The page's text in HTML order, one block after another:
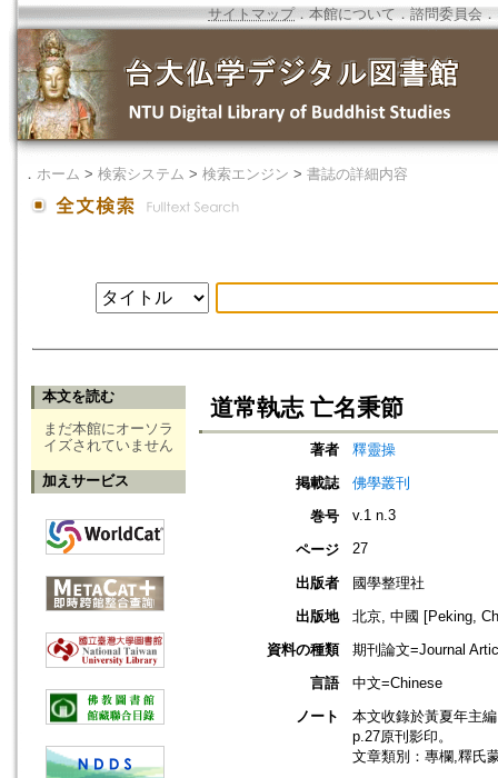
サイトマップ．本館について ． 諮問委員会 ．
． ホーム > 検索システム > 検索エンジン > 書誌の詳細内容
本文を読む
まだ本館にオーソラ
イズされていません
加えサービス
道常執志 亡名秉節
著者
釋靈操
掲載誌
佛學叢刊
巻号
v.1 n.3
ページ 27
出版者
國學整理社
出版地
北京, 中國 [Peking,
資料の種類
期刊論文=Journal
言語
中文=Chinese
ノート
本文收錄於黃夏年主
p.27原刊影印。
文章類別：專欄,釋氏